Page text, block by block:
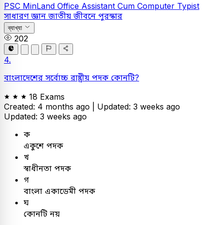
PSC MinLand Office Assistant Cum Computer Typist
সাধারণ জ্ঞানজাতীয় জীবনে পুরস্কার
ব্যাখ্যা
202
4.
বাংলাদেশের সর্বোচ্চ রাষ্ট্রীয় পদক কোনটি?
18 Exams
Created: 4 months ago | Updated: 3 weeks ago
Updated: 3 weeks ago
ক
একুশে পদক
খ
স্বাধীনতা পদক
গ
বাংলা একাডেমী পদক
ঘ
কোনটি নয়